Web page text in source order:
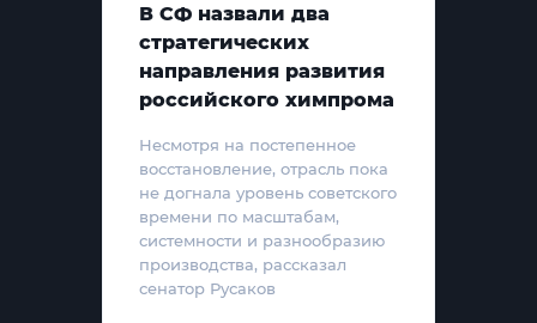
В СФ назвали два
стратегических
направления развития
российского химпрома
Несмотря на постепенное
восстановление, отрасль пока
не догнала уровень советского
времени по масштабам,
системности и разнообразию
производства, рассказал
сенатор Русаков